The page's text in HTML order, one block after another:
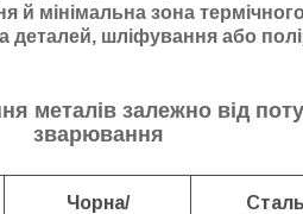
й мінімальна зона
деталей, шліфування або
металів залежно від
зварювання
Чорна/
Сталь